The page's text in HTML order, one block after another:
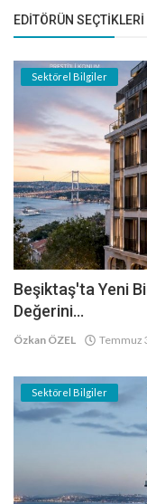
EDITÖRÜN SEÇTIKLERI
Sektörel Bilgiler
Beşiktaş'ta Yeni
Değerini...
Özkan ÖZEL Temmuz
Sektörel Bilgiler